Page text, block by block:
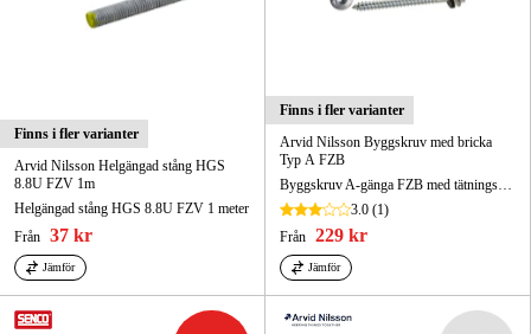
Finns i fler varianter
Arvid Nilsson Helgängad stång HGS
8.8U FZV 1m
Helgängad stång HGS 8.8U FZV 1 meter
Från 37 kr
Jämför
Finns i fler varianter
Arvid Nilsson Byggskruv med bricka
Typ A FZB
Byggskruv A-gänga FZB med tätningsbricka
3.0 (1)
Från 229 kr
Jämför